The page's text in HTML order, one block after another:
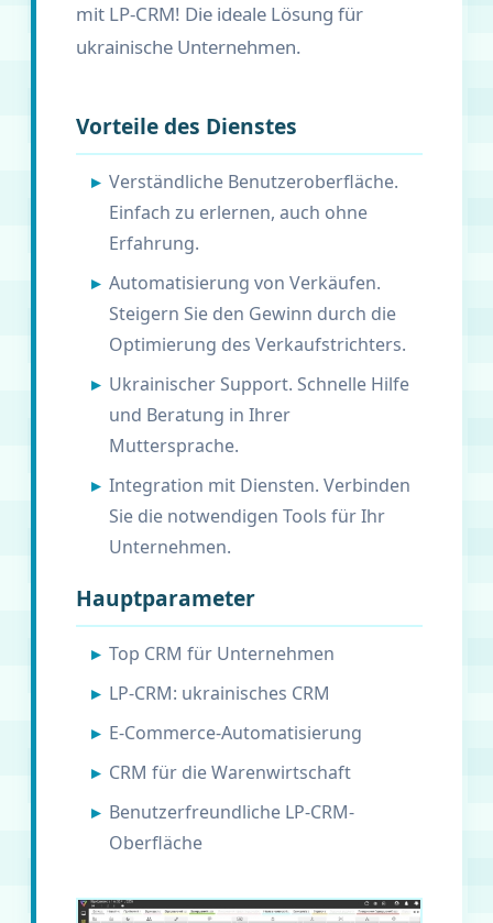
mit LP-CRM! Die ideale Lösung für
ukrainische Unternehmen.
Vorteile des Dienstes
Verständliche Benutzeroberfläche.
Einfach zu erlernen, auch ohne
Erfahrung.
Automatisierung von Verkäufen.
Steigern Sie den Gewinn durch die
Optimierung des Verkaufstrichters.
Ukrainischer Support. Schnelle Hilfe
und Beratung in Ihrer
Muttersprache.
Integration mit Diensten. Verbinden
Sie die notwendigen Tools für Ihr
Unternehmen.
Hauptparameter
Top CRM für Unternehmen
LP-CRM: ukrainisches CRM
E-Commerce-Automatisierung
CRM für die Warenwirtschaft
Benutzerfreundliche LP-CRM-
Oberfläche